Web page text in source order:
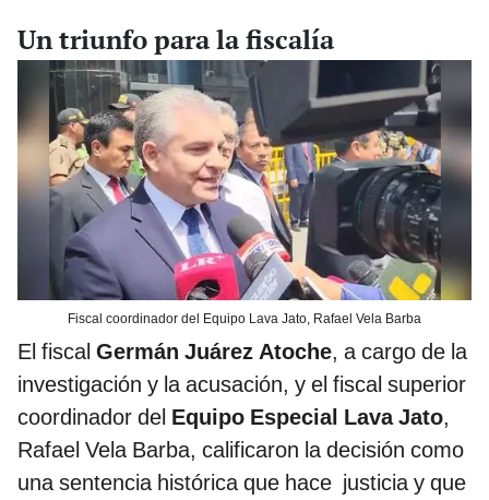
Un triunfo para la fiscalía
Fiscal coordinador del Equipo Lava Jato, Rafael Vela Barba
El fiscal Germán Juárez Atoche, a cargo de la
investigación y la acusación, y el fiscal superior
coordinador del Equipo Especial Lava Jato,
Rafael Vela Barba, calificaron la decisión como
una sentencia histórica que hace justicia y que